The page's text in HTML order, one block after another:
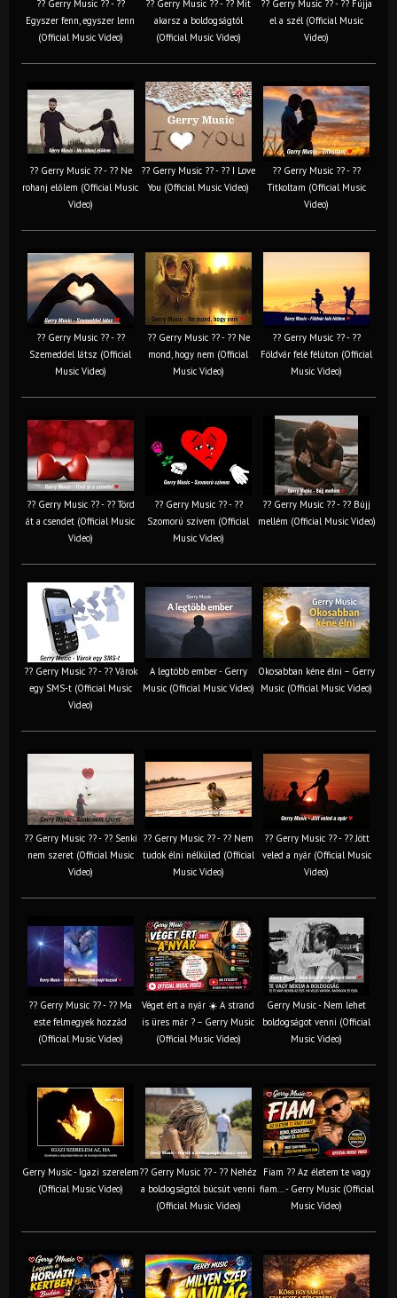
?? Gerry Music ?? - ??
Egyszer fenn, egyszer lenn
(Official Music Video)
?? Gerry Music ?? - ?? Mit
akarsz a boldogságtól
(Official Music Video)
?? Gerry Music ?? - ?? Fújja
el a szél (Official Music
Video)
?? Gerry Music ?? - ?? Ne
rohanj előlem (Official Music
Video)
?? Gerry Music ?? - ?? I Love
You (Official Music Video)
?? Gerry Music ?? - ??
Titkoltam (Official Music
Video)
?? Gerry Music ?? - ??
Szemeddel látsz (Official
Music Video)
?? Gerry Music ?? - ?? Ne
mond, hogy nem (Official
Music Video)
?? Gerry Music ?? - ??
Földvár felé félúton (Official
Music Video)
?? Gerry Music ?? - ?? Törd
át a csendet (Official Music
Video)
?? Gerry Music ?? - ??
Szomorú szívem (Official
Music Video)
?? Gerry Music ?? - ?? Bújj
mellém (Official Music Video)
?? Gerry Music ?? - ?? Várok
egy SMS-t (Official Music
Video)
A legtöbb ember - Gerry
Music (Official Music Video)
Okosabban kéne élni – Gerry
Music (Official Music Video)
?? Gerry Music ?? - ?? Senki
nem szeret (Official Music
Video)
?? Gerry Music ?? - ?? Nem
tudok élni nélküled (Official
Music Video)
?? Gerry Music ?? - ?? Jött
veled a nyár (Official Music
Video)
?? Gerry Music ?? - ?? Ma
este felmegyek hozzád
(Official Music Video)
Véget ért a nyár ☀️ A strand
is üres már ? – Gerry Music
(Official Music Video)
Gerry Music - Nem lehet
boldogságot venni (Official
Music Video)
Gerry Music - Igazi szerelem
(Official Music Video)
?? Gerry Music ?? - ?? Nehéz
a boldogságtól búcsút venni
(Official Music Video)
Fiam ?‍? Az életem te vagy
fiam... - Gerry Music (Official
Music Video)